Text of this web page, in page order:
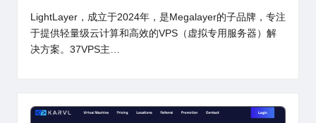
LightLayer，成立于2024年，是Megalayer的子品牌，专注
于提供轻量级云计算和高效的VPS（虚拟专用服务器）解
决方案。37VPS主…